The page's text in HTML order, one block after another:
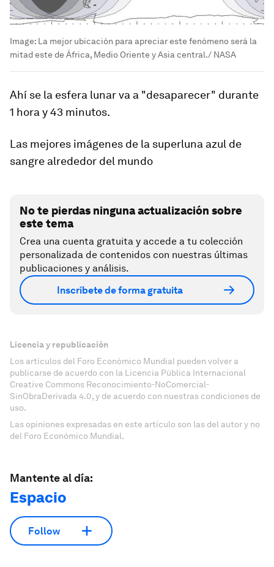
Image: La mejor ubicación para apreciar este fenómeno será la
mitad este de África, Medio Oriente y Asia central./ NASA
Ahí se la esfera lunar va a "desaparecer" durante
1 hora y 43 minutos.
Las mejores imágenes de la superluna azul de
sangre alrededor del mundo
No te pierdas ninguna actualización sobre
este tema
Crea una cuenta gratuita y accede a tu colección
personalizada de contenidos con nuestras últimas
publicaciones y análisis.
Inscríbete de forma gratuita
Licencia y republicación
Los artículos del Foro Económico Mundial pueden volver a
publicarse de acuerdo con la Licencia Pública Internacional
Creative Commons Reconocimiento-NoComercial-
SinObraDerivada 4.0, y de acuerdo con nuestras condiciones de
uso.
Las opiniones expresadas en este artículo son las del autor y no
del Foro Económico Mundial.
Mantente al día:
Espacio
Follow